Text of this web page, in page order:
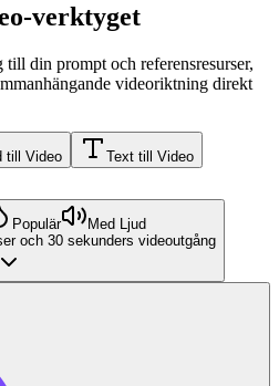
verktyget
din prompt och referensresurser,
videoriktning direkt
till Video Text till Video
Populär
Med Ljud
och 30 sekunders videoutgång